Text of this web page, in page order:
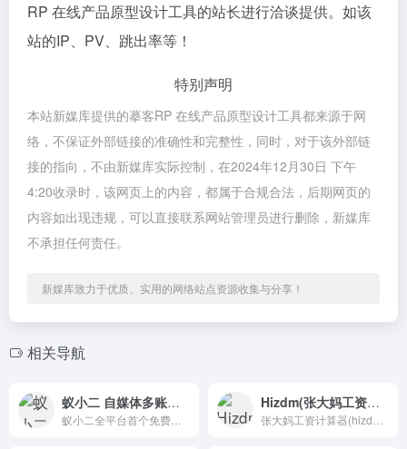
RP 在线产品原型设计工具的站长进行洽谈提供。如该
站的IP、PV、跳出率等！
特别声明
本站新媒库提供的摹客RP 在线产品原型设计工具都来源于网
络，不保证外部链接的准确性和完整性，同时，对于该外部链
接的指向，不由新媒库实际控制，在2024年12月30日 下午
4:20收录时，该网页上的内容，都属于合规合法，后期网页的
内容如出现违规，可以直接联系网站管理员进行删除，新媒库
不承担任何责任。
新媒库致力于优质、实用的网络站点资源收集与分享！
相关导航
蚁小二 自媒体多账号管理工具 Hizdm(张大妈工资计算器) 税后工资个税计算器